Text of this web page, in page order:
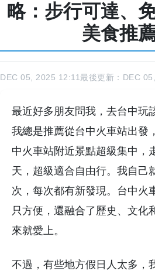
略：步行可達、
美食推
DEC 05, 2025 12:11最後更新：DEC
最近好多朋友問我，去台中玩
我總是推薦從台中火車站出發
中火車站附近景點超級集中，
天，超級適合自由行。我自己
次，每次都有新發現。台中火
只方便，還融合了歷史、文化
來就愛上。
不過，有些地方假日人太多，